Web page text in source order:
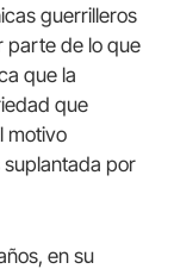
guerrilleros
parte de lo que
que la
que
motivo
suplantada por
en su